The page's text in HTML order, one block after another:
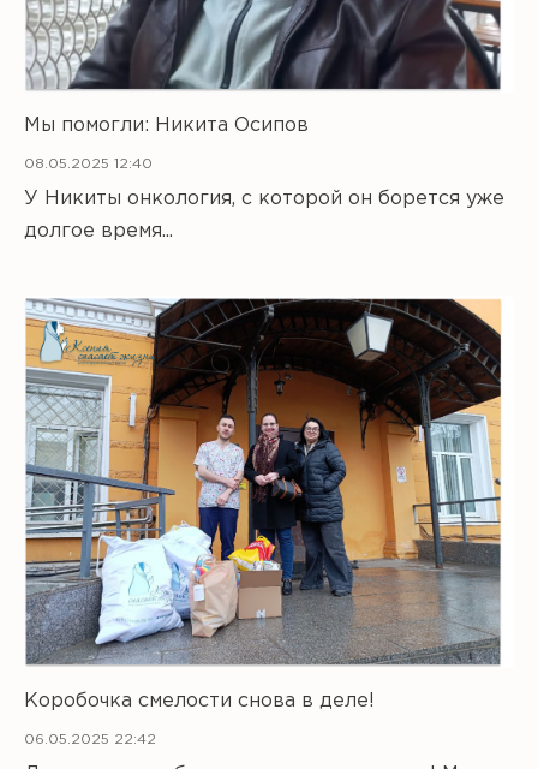
Мы помогли: Никита Осипов
08.05.2025 12:40
У Никиты онкология, с которой он борется уже
долгое время...
Коробочка смелости снова в деле!
06.05.2025 22:42